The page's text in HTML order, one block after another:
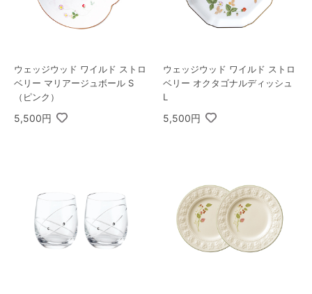
ウェッジウッド ワイルド ストロ
ベリー マリアージュボール S
（ピンク）
5,500円
ウェッジウッド ワイルド ストロ
ベリー オクタゴナルディッシュ
L
5,500円